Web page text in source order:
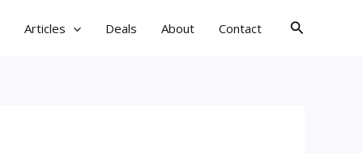
Articles Deals About Contact
검